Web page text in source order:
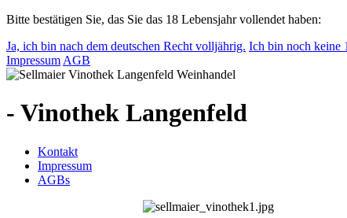
Bitte bestätigen Sie, das Sie das 18 Lebensjahr vollendet haben:
Ja, ich bin nach dem deutschen Recht volljährig. Ich bin noch keine
Impressum AGB
- Vinothek Langenfeld
Kontakt
Impressum
AGBs